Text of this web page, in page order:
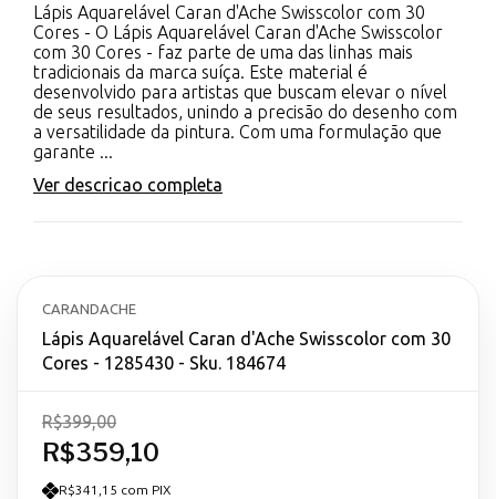
Lápis Aquarelável Caran d'Ache Swisscolor com 30
Cores - O Lápis Aquarelável Caran d'Ache Swisscolor
com 30 Cores - faz parte de uma das linhas mais
tradicionais da marca suíça. Este material é
desenvolvido para artistas que buscam elevar o nível
de seus resultados, unindo a precisão do desenho com
a versatilidade da pintura. Com uma formulação que
garante ...
Ver descricao completa
CARANDACHE
Lápis Aquarelável Caran d'Ache Swisscolor com 30
Cores - 1285430 - Sku. 184674
R$359,10
R$399,00
R$341,15 com PIX